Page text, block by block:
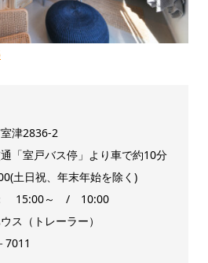
津2836-2
「室戸バス停」より車で約10分
土日祝、年末年始を除く)
： 15:00～ / 10:00
ス（トレーラー）
7011